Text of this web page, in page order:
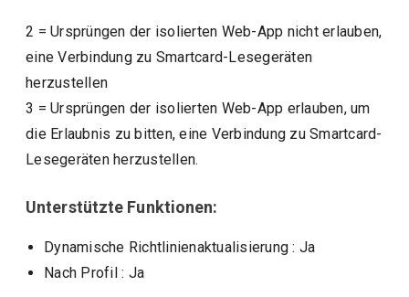
2 =Ursprüngen der isolierten Web-App nicht erlauben,
eine Verbindung zu Smartcard-Lesegeräten
herzustellen
3 =Ursprüngen der isolierten Web-App erlauben, um
die Erlaubnis zu bitten, eine Verbindung zu Smartcard-
Lesegeräten herzustellen.
Unterstützte Funktionen:
Dynamische Richtlinienaktualisierung : Ja
Nach Profil : Ja